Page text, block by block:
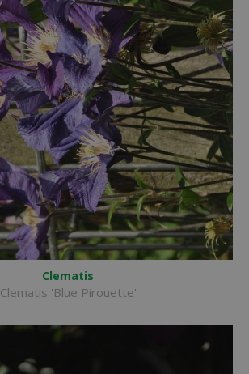
Clematis
Clematis 'Blue Pirouette'